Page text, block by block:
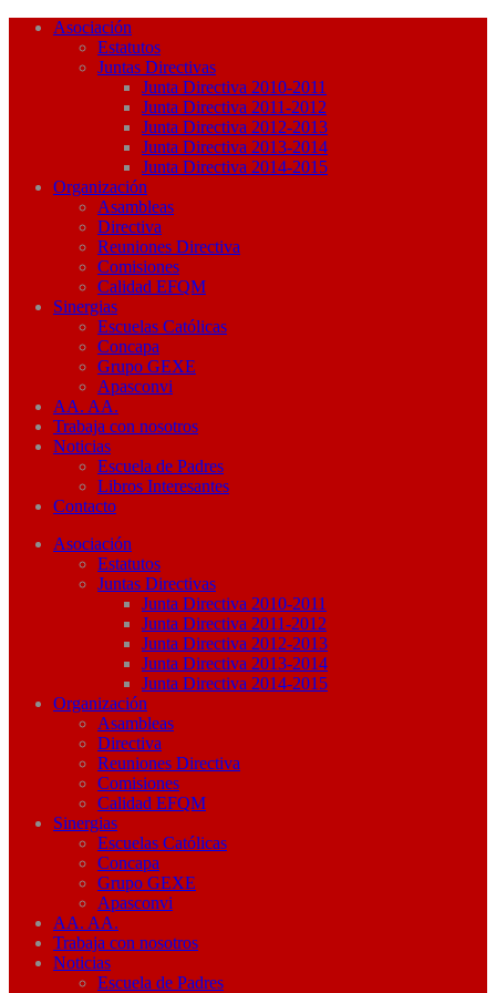
Asociación
Estatutos
Juntas Directivas
Junta Directiva 2010-2011
Junta Directiva 2011-2012
Junta Directiva 2012-2013
Junta Directiva 2013-2014
Junta Directiva 2014-2015
Organización
Asambleas
Directiva
Reuniones Directiva
Comisiones
Calidad EFQM
Sinergias
Escuelas Católicas
Concapa
Grupo GEXE
Apasconvi
AA. AA.
Trabaja con nosotros
Noticias
Escuela de Padres
Libros Interesantes
Contacto
Asociación
Estatutos
Juntas Directivas
Junta Directiva 2010-2011
Junta Directiva 2011-2012
Junta Directiva 2012-2013
Junta Directiva 2013-2014
Junta Directiva 2014-2015
Organización
Asambleas
Directiva
Reuniones Directiva
Comisiones
Calidad EFQM
Sinergias
Escuelas Católicas
Concapa
Grupo GEXE
Apasconvi
AA. AA.
Trabaja con nosotros
Noticias
Escuela de Padres